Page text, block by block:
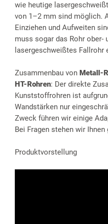
wie heutige
von 1–2 mm sind möglich.
Einziehen und Aufweiten
muss sogar das Rohr ober-
lasergeschweißtes Fallrohr
Zusammenbau von Metall-
HT-Rohren: Der direkte
Kunststoffrohren ist
Wandstärken nur
Zweck führen wir einige
Bei Fragen stehen wir Ihnen
Produktvorstellung